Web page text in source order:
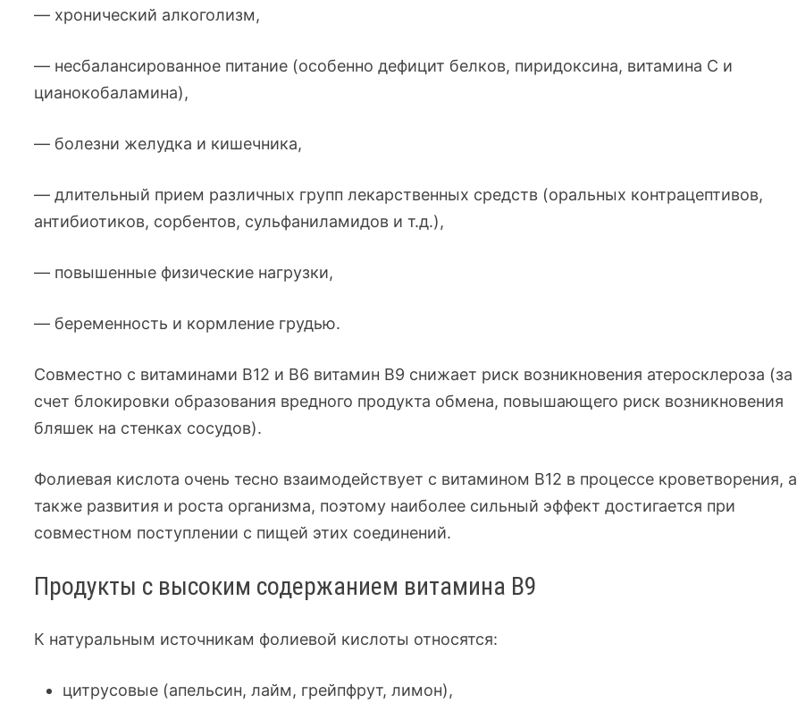
— хронический алкоголизм,
— несбалансированное питание (особенно дефицит белков, пиридоксина, витамина С и
цианокобаламина),
— болезни желудка и кишечника,
— длительный прием различных групп лекарственных средств (оральных контрацептивов,
антибиотиков, сорбентов, сульфаниламидов и т.д.),
— повышенные физические нагрузки,
— беременность и кормление грудью.
Совместно с витаминами В12 и В6 витамин В9 снижает риск возникновения атеросклероза (за
счет блокировки образования вредного продукта обмена, повышающего риск возникновения
бляшек на стенках сосудов).
Фолиевая кислота очень тесно взаимодействует с витамином В12 в процессе кроветворения, а
также развития и роста организма, поэтому наиболее сильный эффект достигается при
совместном поступлении с пищей этих соединений.
Продукты с высоким содержанием витамина B9
К натуральным источникам фолиевой кислоты относятся:
цитрусовые (апельсин, лайм, грейпфрут, лимон),